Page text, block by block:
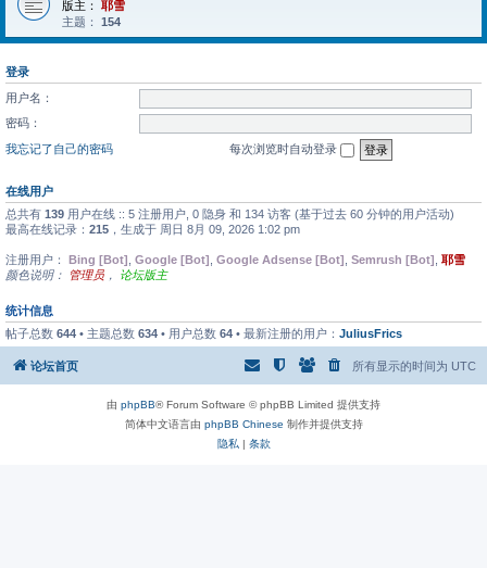
版主：
耶雪
主题： 154
登录
用户名：
密码：
我忘记了自己的密码
每次浏览时自动登录
在线用户
总共有 139 用户在线 :: 5 注册用户, 0 隐身 和 134 访客 (基于过去 60 分钟的用户活动)
最高在线记录： 215 ，生成于 周日 8月 09, 2026 1:02 pm
注册用户： Bing [Bot] Google [Bot] Google Adsense [Bot] Semrush [Bot] 耶雪
颜色说明：
管理员 ， 论坛版主
统计信息
帖子总数 644 • 主题总数 634 • 用户总数 64 • 最新注册的用户： JuliusFrics
论坛首页 所有显示的时间为 UTC
由 phpBB® Forum Software © phpBB Limited 提供支持
简体中文语言由 phpBB Chinese 制作并提供支持
隐私| 条款